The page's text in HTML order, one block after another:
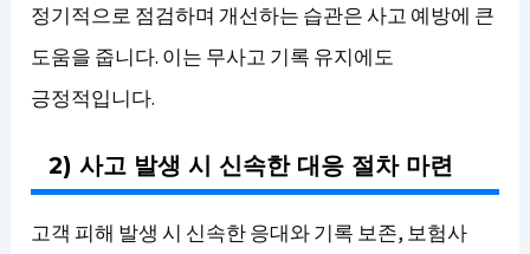
정기적으로 점검하며 개선하는 습관은 사고 예방에 큰
도움을 줍니다. 이는 무사고 기록 유지에도
긍정적입니다.
2) 사고 발생 시 신속한 대응 절차 마련
고객 피해 발생 시 신속한 응대와 기록 보존, 보험사